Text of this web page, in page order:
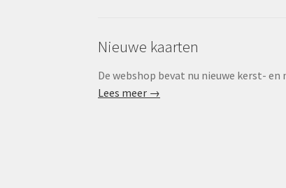
Nieuwe kaarten
De webshop bevat nu nieuwe kerst- en
Lees meer →